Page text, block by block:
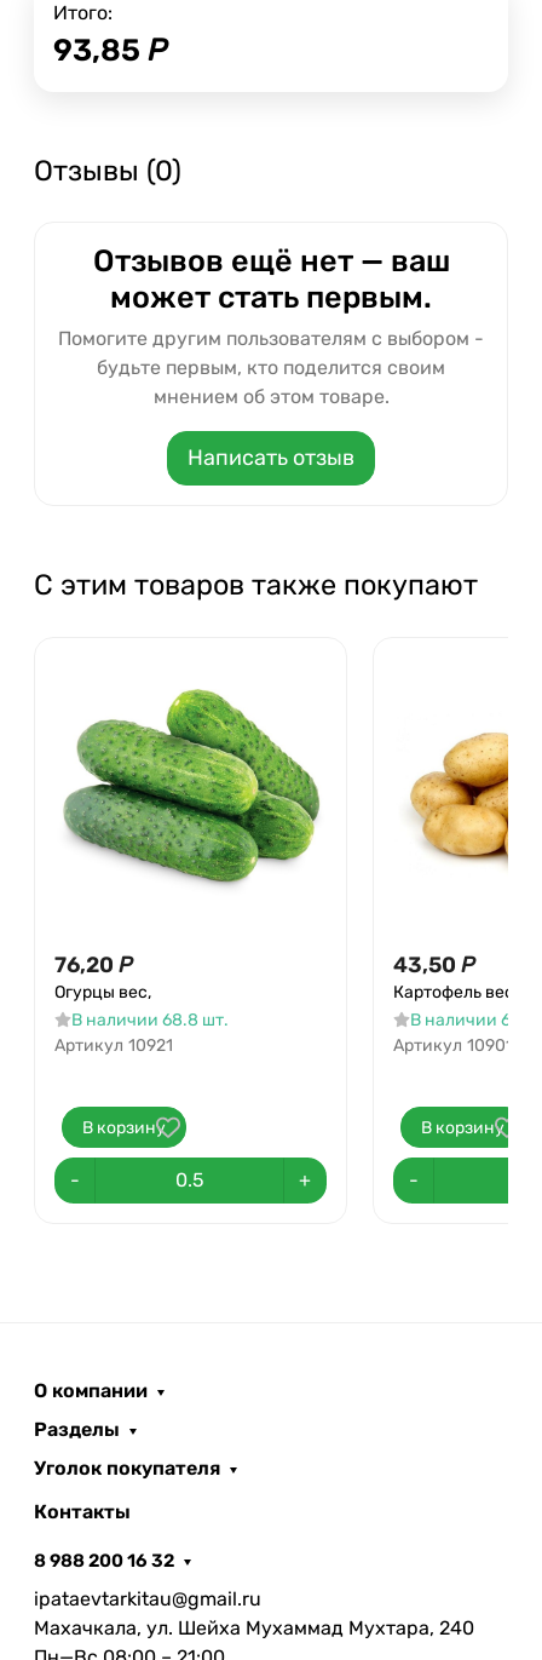
Итого:
93,85 Р
Отзывы (0)
Отзывов ещё нет — ваш
может стать первым.
Помогите другим пользователям с выбором -
будьте первым, кто поделится своим
мнением об этом товаре.
Написать отзыв
С этим товаров также покупают
76,20 Р
Огурцы вес,
В наличии 68.8 шт.
Артикул 10921
В корзину
- +
43,50 Р
Картофель вес
В наличии 66.2
Артикул 10901
В корзину
-
О компании
Разделы
Уголок покупателя
Контакты
8 988 200 16 32
ipataevtarkitau@gmail.ru
Махачкала, ул. Шейха Мухаммад Мухтара, 240